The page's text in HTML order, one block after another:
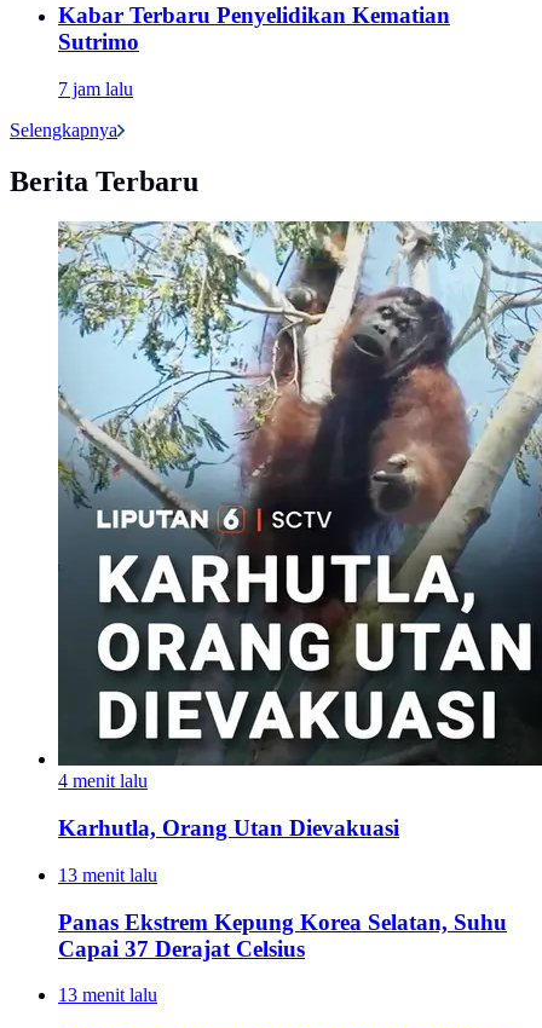
Kabar Terbaru Penyelidikan Kematian
Sutrimo
7 jam lalu
Selengkapnya
Berita Terbaru
4 menit lalu
Karhutla, Orang Utan Dievakuasi
13 menit lalu
Panas Ekstrem Kepung Korea Selatan, Suhu
Capai 37 Derajat Celsius
13 menit lalu